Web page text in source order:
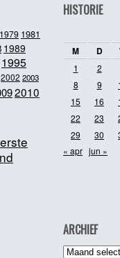
1979 1981
1989
1995
2002 2003
2010
HISTORIE
M D
1
2
8
9
15
16
22
23
29
30
« apr jun »
ARCHIEF
Archief